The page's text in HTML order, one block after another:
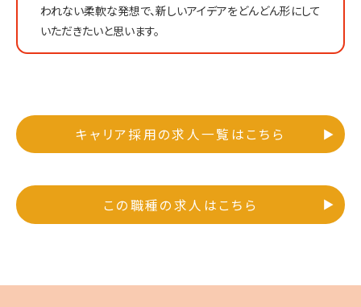
われない柔軟な発想で、新しいアイデアをどんどん形にして
いただきたいと思います。
キャリア採用の求人一覧はこちら
この職種の求人はこちら